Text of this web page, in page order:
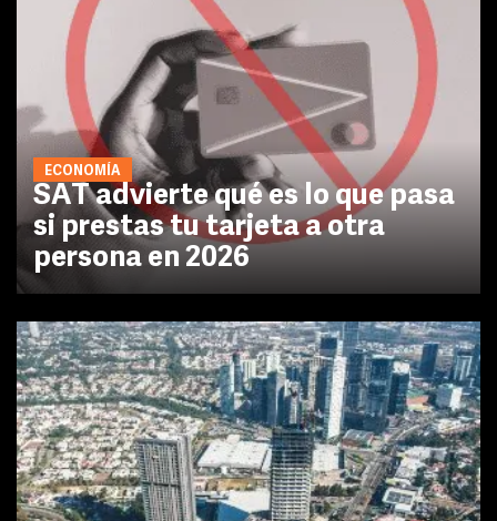
ECONOMÍA
SAT advierte qué es lo que pasa
si prestas tu tarjeta a otra
persona en 2026